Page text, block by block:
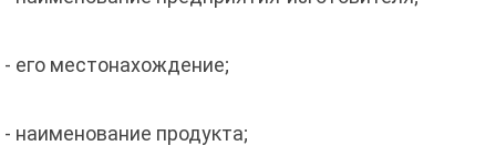
- его местонахождение;
- наименование продукта;